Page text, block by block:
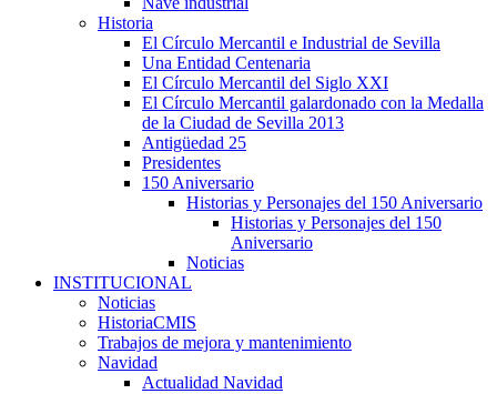
Historia
El Círculo Mercantil e Industrial de Sevilla
Una Entidad Centenaria
El Círculo Mercantil del Siglo XXI
El Círculo Mercantil galardonado con la Medalla
de la Ciudad de Sevilla 2013
Antigüedad 25
Presidentes
150 Aniversario
Historias y Personajes del 150 Aniversario
Historias y Personajes del 150
Aniversario
Noticias
INSTITUCIONAL
Noticias
HistoriaCMIS
Trabajos de mejora y mantenimiento
Navidad
Actualidad Navidad